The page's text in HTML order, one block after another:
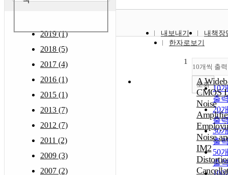
2019 (1)
2018 (5)
2017 (4)
2016 (1)
2015 (1)
2013 (7)
2012 (7)
2011 (2)
2009 (3)
2007 (2)
내보내기
내책장
한자로보기
10개씩 출력
10
출
20
출
30
출
50
출
조회
1
A
CMOS
Noise
Noise
IM2